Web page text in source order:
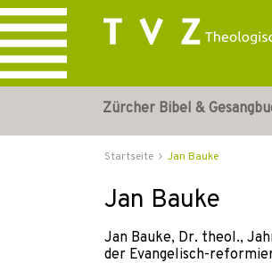
Zürcher Bibel &
Startseite Jan Bauke
Jan Bauke
Jan Bauke, Dr. theol.,
der Evangelisch-